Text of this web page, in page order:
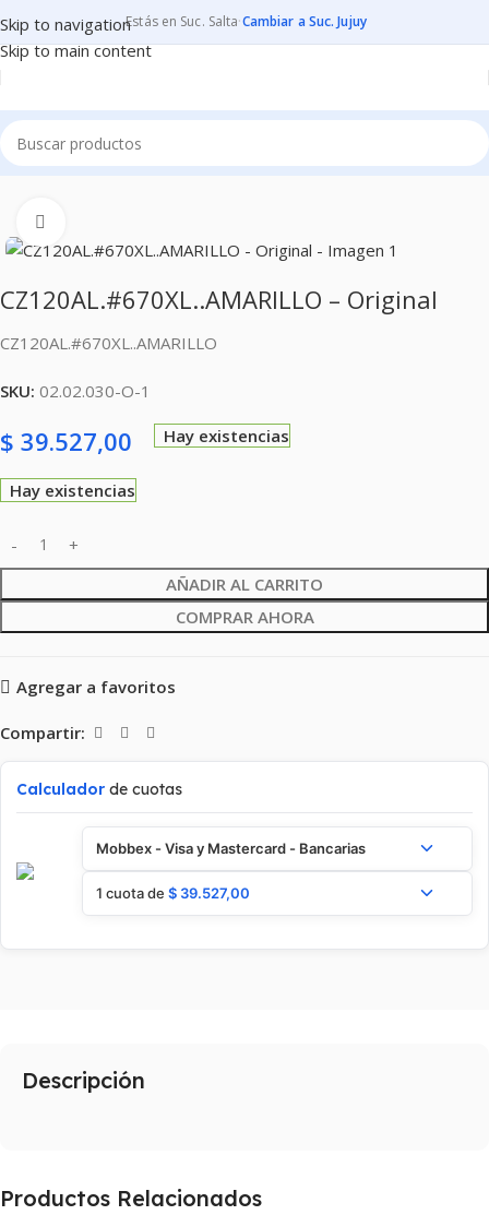
Skip to navigation
Skip to main content
Estás en Suc. Salta·Cambiar a Suc. Jujuy
Inicio CONSUMIBLES CARTUCHOS PARA IMPRESORAS
CZ120AL.#670XL..AMARILLO – Original
CZ120AL.#670XL..AMARILLO
SKU: 02.02.030-O-1
$ 39.527,00 Hay existencias
Hay existencias
AÑADIR AL CARRITO
COMPRAR AHORA
Agregar a favoritos
Compartir:
Calculador de cuotas
Mobbex - Visa y Mastercard - Bancarias
1 cuota de $ 39.527,00
Descripción
Productos Relacionados